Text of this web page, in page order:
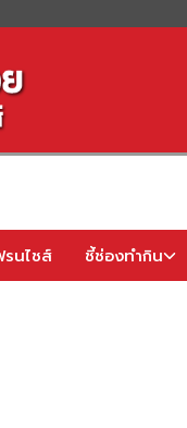
นไชส์ ชี้ช่องทำกิน